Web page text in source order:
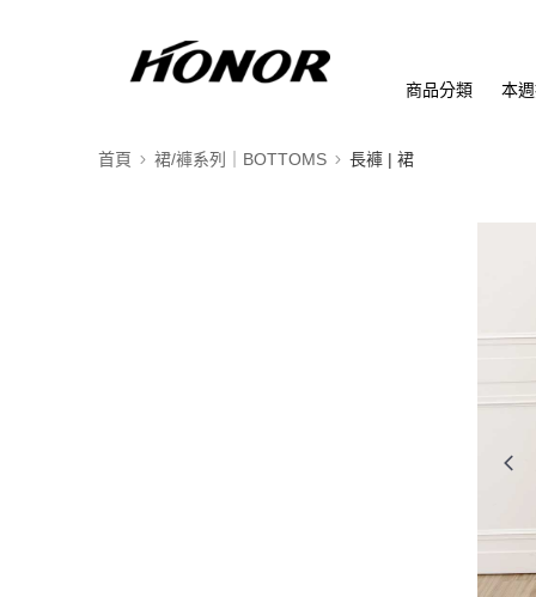
商品分類 本
首頁 裙/褲系列｜BOTTOMS 長褲 | 裙